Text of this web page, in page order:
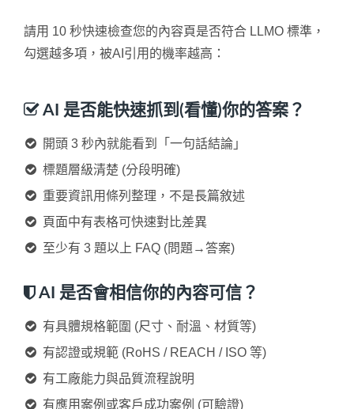
請用 10 秒快速檢查您的內容頁是否符合 LLMO 標準，
勾選越多項，被AI引用的機率越高：
AI 是否能快速抓到(看懂)你的答案？
開頭 3 秒內就能看到「一句話結論」
標題層級清楚 (分段明確)
重要資訊用條列整理，不是長篇敘述
頁面中有表格可快速對比差異
至少有 3 題以上 FAQ (問題→答案)
AI 是否會相信你的內容可信？
有具體規格範圍 (尺寸、耐溫、材質等)
有認證或規範 (RoHS / REACH / ISO 等)
有工廠能力與品質流程說明
有應用案例或客戶成功案例 (可驗證)